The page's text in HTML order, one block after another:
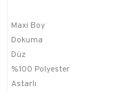
Maxi Boy
Dokuma
Düz
%100 Polyester
Astarlı